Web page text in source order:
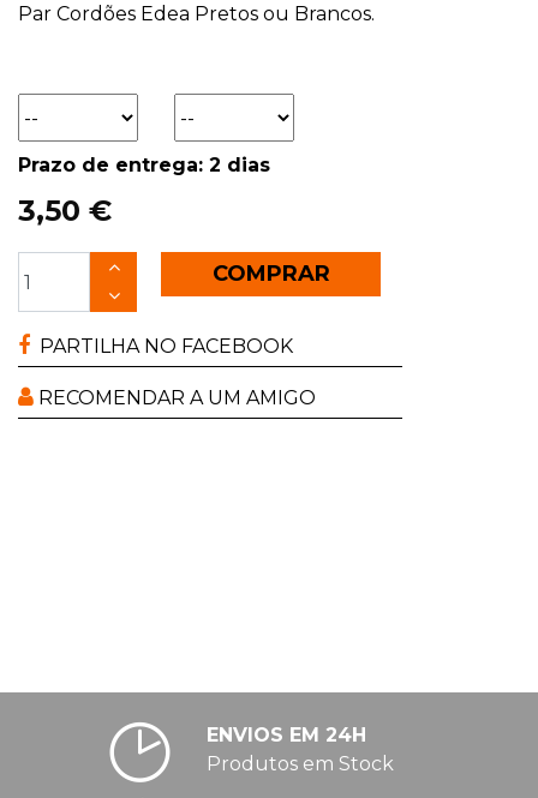
Par Cordões Edea Pretos ou Brancos.
Prazo de entrega: 2 dias
3,50 €
COMPRAR
PARTILHA NO FACEBOOK
RECOMENDAR A UM AMIGO
ENVIOS EM 24H
Produtos em Stock